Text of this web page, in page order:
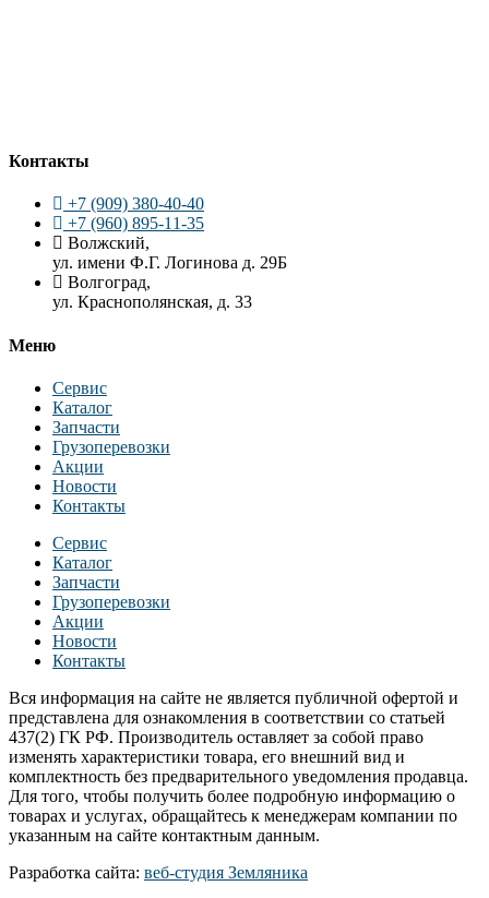
Контакты
+7 (909) 380-40-40
+7 (960) 895-11-35
Волжский,
ул. имени Ф.Г. Логинова д. 29Б
Волгоград,
ул. Краснополянская, д. 33
Меню
Сервис
Каталог
Запчасти
Грузоперевозки
Акции
Новости
Контакты
Сервис
Каталог
Запчасти
Грузоперевозки
Акции
Новости
Контакты
Вся информация на сайте не является публичной офертой и
представлена для ознакомления в соответствии со статьей
437(2) ГК РФ. Производитель оставляет за собой право
изменять характеристики товара, его внешний вид и
комплектность без предварительного уведомления продавца.
Для того, чтобы получить более подробную информацию о
товарах и услугах, обращайтесь к менеджерам компании по
указанным на сайте контактным данным.
Разработка сайта: веб-студия Земляника